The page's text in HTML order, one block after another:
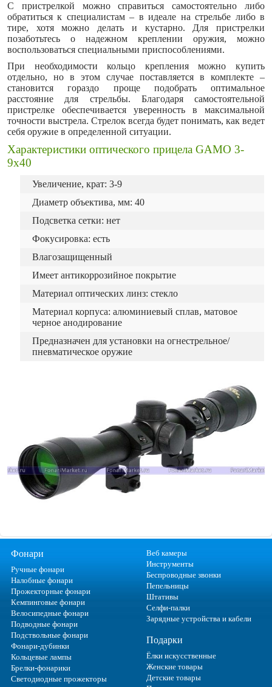
С пристрелкой можно справиться самостоятельно либо
обратиться к специалистам – в идеале на стрельбе либо в
тире, хотя можно делать и кустарно. Для пристрелки
позаботьтесь о надежном креплении оружия, можно
воспользоваться специальными приспособлениями.
При необходимости кольцо крепления можно купить
отдельно, но в этом случае поставляется в комплекте –
становится гораздо проще подобрать оптимальное
расстояние для стрельбы. Благодаря самостоятельной
пристрелке обеспечивается уверенность в максимальной
точности выстрела. Стрелок всегда будет понимать, как ведет
себя оружие в определенной ситуации.
Характеристики оптического прицела GAMO 3-
9x40
Увеличение, крат: 3-9
Диаметр объектива, мм: 40
Подсветка сетки: нет
Фокусировка: есть
Влагозащищенный
Имеет антикоррозийное покрытие
Материал оптических линз: стекло
Материал корпуса: алюминиевый сплав, матовое
черное анодирование
Предназначен для установки на огнестрельное/
пневматическое оружие
Фонари
Ручные фонари
Налобные фонари
Прожекторные фонари
Кемпинговые фонари
Велосипедные фонари
Подводные фонари
Подствольные фонари
Фонари-дубинки
Кольцевые лампы
Брелки-фонарики
Светодиодные прожекторы
Веб камеры
Инструменты
Беспроводные звонки
Пепельницы
Штативы
Селфи-палки
Зарядные устройства и кабели
Подарки
Ёлки искусственные
Женские товары
Детские товары